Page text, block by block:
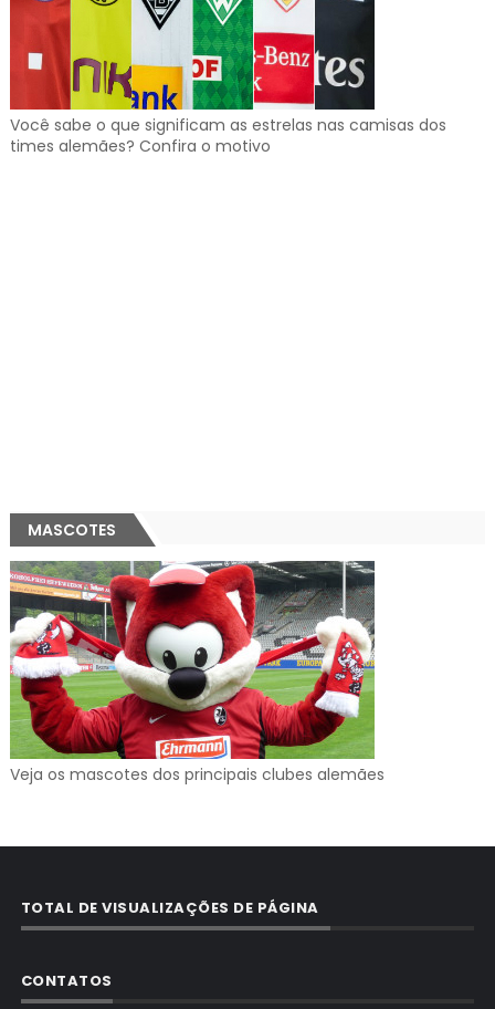
Você sabe o que significam as estrelas nas camisas dos
times alemães? Confira o motivo
MASCOTES
Veja os mascotes dos principais clubes alemães
TOTAL DE VISUALIZAÇÕES DE PÁGINA
CONTATOS